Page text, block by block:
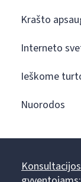
Krašto
Interneto
Ieškome
Nuorodos